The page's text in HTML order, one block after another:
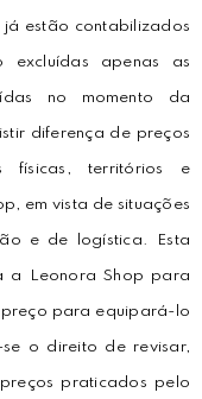
já estão contabilizados
excluídas apenas as
no momento da
diferença de preços
físicas, territórios e
em vista de situações
e de logística. Esta
a Leonora Shop para
para equipará-lo
o direito de revisar,
praticados pelo